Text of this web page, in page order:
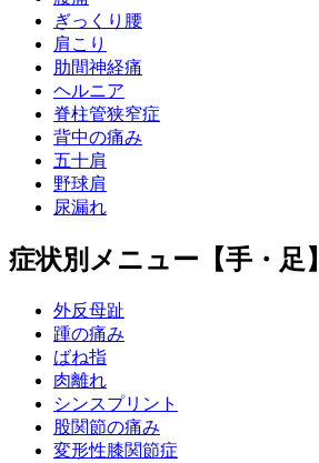
ぎっくり腰
肩こり
肋間神経痛
ヘルニア
脊柱管狭窄症
背中の痛み
五十肩
野球肩
尿漏れ
症状別メニュー【手・足】
外反母趾
踵の痛み
ばね指
肉離れ
シンスプリント
股関節の痛み
変形性膝関節症